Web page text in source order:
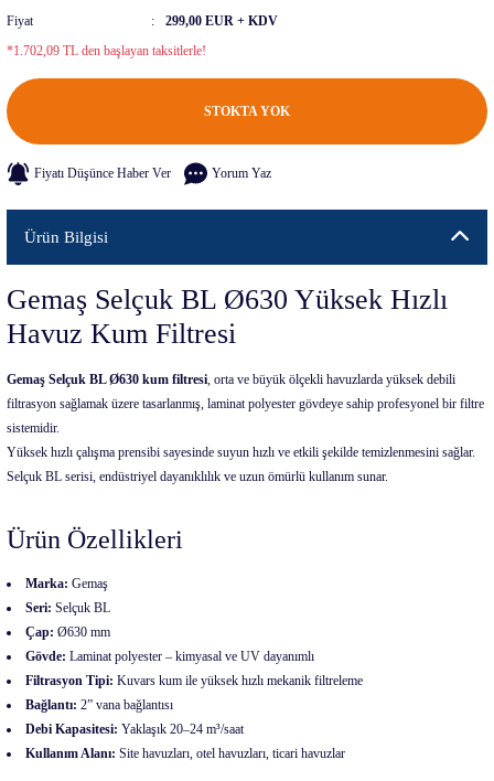
Fiyat
299,00 EUR + KDV
*1.702,09 TL den başlayan taksitlerle!
STOKTA YOK
Fiyatı Düşünce Haber Ver Yorum Yaz
Ürün Bilgisi
Gemaş Selçuk BL Ø630 Yüksek Hızlı
Havuz Kum Filtresi
Gemaş Selçuk BL Ø630 kum filtresi, orta ve büyük ölçekli havuzlarda yüksek debili
filtrasyon sağlamak üzere tasarlanmış, laminat polyester gövdeye sahip profesyonel bir filtre
sistemidir.
Yüksek hızlı çalışma prensibi sayesinde suyun hızlı ve etkili şekilde temizlenmesini sağlar.
Selçuk BL serisi, endüstriyel dayanıklılık ve uzun ömürlü kullanım sunar.
Ürün Özellikleri
Marka: Gemaş
Seri: Selçuk BL
Çap: Ø630 mm
Gövde: Laminat polyester – kimyasal ve UV dayanımlı
Filtrasyon Tipi: Kuvars kum ile yüksek hızlı mekanik filtreleme
Bağlantı: 2” vana bağlantısı
Debi Kapasitesi: Yaklaşık 20–24 m³/saat
Kullanım Alanı: Site havuzları, otel havuzları, ticari havuzlar